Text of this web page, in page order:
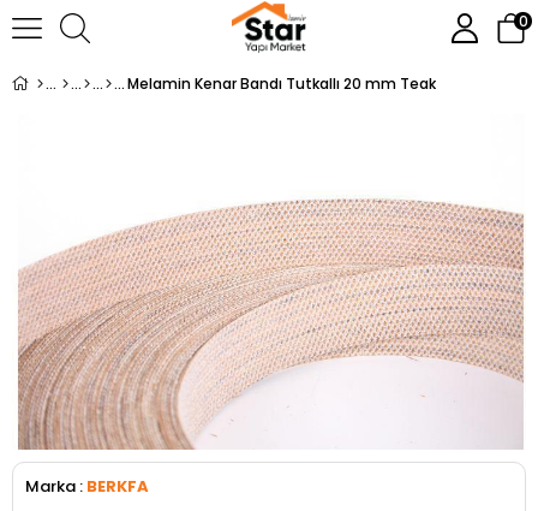
0
Melamin Kenar Bandı Tutkallı 20 mm Teak
Marka : BERKFA